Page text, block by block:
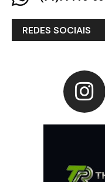
REDES SOCIAIS